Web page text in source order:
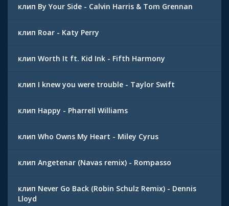
клип By Your Side - Calvin Harris & Tom Grennan
клип Roar - Katy Perry
клип Worth It ft. Kid Ink - Fifth Harmony
клип I knew you were trouble - Taylor Swift
клип Happy - Pharrell Williams
клип Who Owns My Heart - Miley Cyrus
клип Angetenar (Navas remix) - Rompasso
клип Never Go Back (Robin Schulz Remix) - Dennis
Lloyd